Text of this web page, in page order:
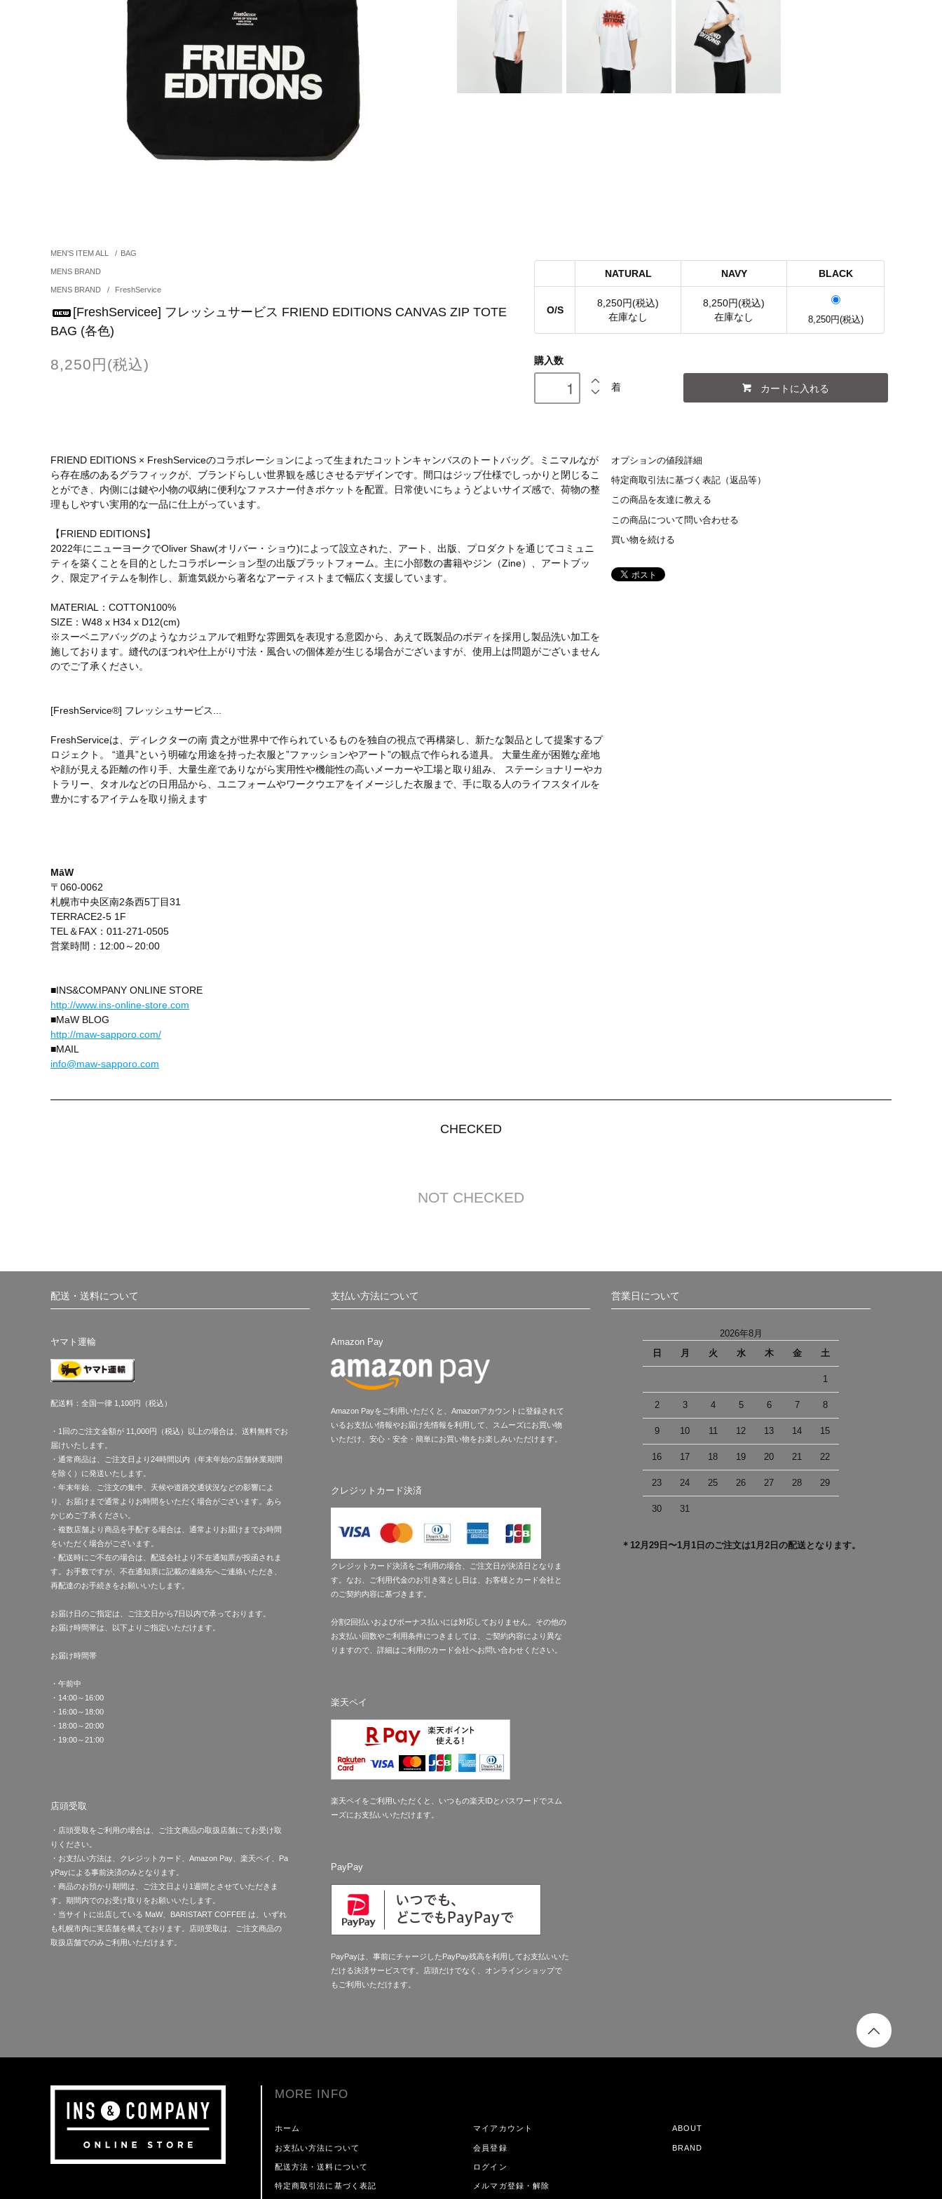
MEN'S ITEM ALL / BAG
MENS BRAND
MENS BRAND / FreshService
[FreshServicee] フレッシュサービス FRIEND EDITIONS CANVAS ZIP TOTE
BAG (各色)
8,250円(税込)
NATURAL NAVY BLACK
O/S
8,250円(税込)
在庫なし
8,250円(税込)
在庫なし
8,250円(税込)
購入数
着 カートに入れる
FRIEND EDITIONS × FreshServiceのコラボレーションによって生まれたコットンキャンバスのトートバッグ。ミニマルなが
ら存在感のあるグラフィックが、ブランドらしい世界観を感じさせるデザインです。間口はジップ仕様でしっかりと閉じるこ
とができ、内側には鍵や小物の収納に便利なファスナー付きポケットを配置。日常使いにちょうどよいサイズ感で、荷物の整
理もしやすい実用的な一品に仕上がっています。
【FRIEND EDITIONS】
2022年にニューヨークでOliver Shaw(オリバー・ショウ)によって設立された、アート、出版、プロダクトを通じてコミュニ
ティを築くことを目的としたコラボレーション型の出版プラットフォーム。主に小部数の書籍やジン（Zine）、アートブッ
ク、限定アイテムを制作し、新進気鋭から著名なアーティストまで幅広く支援しています。
MATERIAL：COTTON100%
SIZE：W48 x H34 x D12(cm)
※スーベニアバッグのようなカジュアルで粗野な雰囲気を表現する意図から、あえて既製品のボディを採用し製品洗い加工を
施しております。縫代のほつれや仕上がり寸法・風合いの個体差が生じる場合がございますが、使用上は問題がございません
のでご了承ください。
[FreshService®] フレッシュサービス...
FreshServiceは、ディレクターの南 貴之が世界中で作られているものを独自の視点で再構築し、新たな製品として提案するプ
ロジェクト。 “道具”という明確な用途を持った衣服と”ファッションやアート”の観点で作られる道具。 大量生産が困難な産地
や顔が見える距離の作り手、大量生産でありながら実用性や機能性の高いメーカーや工場と取り組み、 ステーショナリーやカ
トラリー、タオルなどの日用品から、ユニフォームやワークウエアをイメージした衣服まで、手に取る人のライフスタイルを
豊かにするアイテムを取り揃えます
MāW
〒060-0062
札幌市中央区南2条西5丁目31
TERRACE2-5 1F
TEL＆FAX：011-271-0505
営業時間：12:00～20:00
■INS&COMPANY ONLINE STORE
http://www.ins-online-store.com
■MaW BLOG
http://maw-sapporo.com/
■MAIL
info@maw-sapporo.com
オプションの値段詳細
特定商取引法に基づく表記（返品等）
この商品を友達に教える
この商品について問い合わせる
買い物を続ける
CHECKED
NOT CHECKED
配送・送料について
ヤマト運輸
配送料：全国一律 1,100円（税込）
・1回のご注文金額が 11,000円（税込）以上の場合は、送料無料でお
届けいたします。
・通常商品は、ご注文日より24時間以内（年末年始の店舗休業期間
を除く）に発送いたします。
・年末年始、ご注文の集中、天候や道路交通状況などの影響によ
り、お届けまで通常よりお時間をいただく場合がございます。あら
かじめご了承ください。
・複数店舗より商品を手配する場合は、通常よりお届けまでお時間
をいただく場合がございます。
・配送時にご不在の場合は、配送会社より不在通知票が投函されま
す。お手数ですが、不在通知票に記載の連絡先へご連絡いただき、
再配達のお手続きをお願いいたします。
お届け日のご指定は、ご注文日から7日以内で承っております。
お届け時間帯は、以下よりご指定いただけます。
お届け時間帯
・午前中
・14:00～16:00
・16:00～18:00
・18:00～20:00
・19:00～21:00
店頭受取
・店頭受取をご利用の場合は、ご注文商品の取扱店舗にてお受け取
りください。
・お支払い方法は、クレジットカード、Amazon Pay、楽天ペイ、Pa
yPayによる事前決済のみとなります。
・商品のお預かり期間は、ご注文日より1週間とさせていただきま
す。期間内でのお受け取りをお願いいたします。
・当サイトに出店している MaW、BARISTART COFFEE は、いずれ
も札幌市内に実店舗を構えております。店頭受取は、ご注文商品の
取扱店舗でのみご利用いただけます。
支払い方法について
Amazon Pay
Amazon Payをご利用いただくと、Amazonアカウントに登録されて
いるお支払い情報やお届け先情報を利用して、スムーズにお買い物
いただけ、安心・安全・簡単にお買い物をお楽しみいただけます。
クレジットカード決済
クレジットカード決済をご利用の場合、ご注文日が決済日となりま
す。なお、ご利用代金のお引き落とし日は、お客様とカード会社と
のご契約内容に基づきます。
分割2回払いおよびボーナス払いには対応しておりません。その他の
お支払い回数やご利用条件につきましては、ご契約内容により異な
りますので、詳細はご利用のカード会社へお問い合わせください。
楽天ペイ
楽天ペイをご利用いただくと、いつもの楽天IDとパスワードでスム
ーズにお支払いいただけます。
PayPay
PayPayは、事前にチャージしたPayPay残高を利用してお支払いいた
だける決済サービスです。店頭だけでなく、オンラインショップで
もご利用いただけます。
営業日について
2026年8月
日
月 火 水 木 金 土
1
2 3 4 5 6 7 8
9 10 11 12 13 14 15
16 17 18 19 20 21 22
23 24 25 26 27 28 29
30 31
＊12月29日〜1月1日のご注文は1月2日の配送となります。
MORE INFO
ホーム
お支払い方法について
配送方法・送料について
特定商取引法に基づく表記
マイアカウント
会員登録
ログイン
メルマガ登録・解除
ABOUT
BRAND